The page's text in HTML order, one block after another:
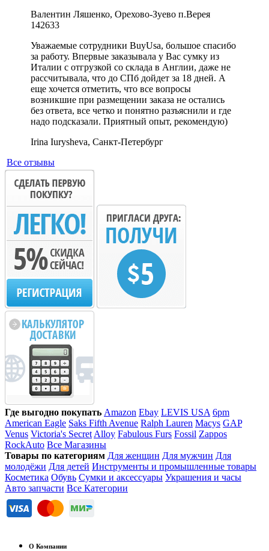
Валентин Ляшенко, Орехово-Зуево п.Верея
142633
Уважаемые сотрудники BuyUsa, большое спасибо
за работу. Впервые заказывала у Вас сумку из
Италии с отгрузкой со склада в Англии, даже не
рассчитывала, что до СПб дойдет за 18 дней. А
еще хочется отметить, что все вопросы
возникшие при размещении заказа не остались
без ответа, все четко и понятно разъяснили и где
надо подсказали. Приятный опыт, рекомендую)
Irina Iurysheva, Санкт-Петербург
Все отзывы
Где выгодно покупать Amazon Ebay LEVIS USA 6pm
American Eagle Saks Fifth Avenue Ralph Lauren Macys GAP
Venus Victoria's Secret Alloy Fabulous Furs Fossil Zappos
RockAuto Все Магазины
Товары по категориям Для женщин Для мужчин Для
молодёжи Для детей Инструменты и промышленные товары
Косметика Обувь Сумки и аксессуары Украшения и часы
Авто запчасти Все Категории
О Компании